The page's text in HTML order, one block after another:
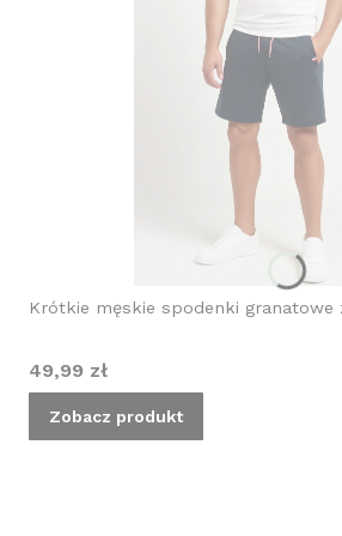
Krótkie męskie spodenki granatowe
Cena
49,99 zł
Zobacz produkt